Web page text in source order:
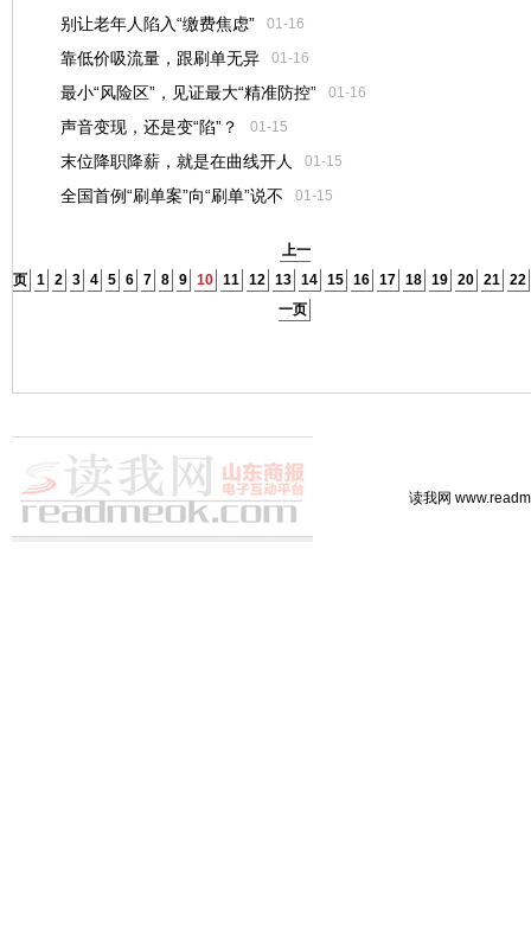
别让老年人陷入“缴费焦虑” 01-16
靠低价吸流量，跟刷单无异 01-16
最小“风险区”，见证最大“精准防控” 01-16
声音变现，还是变“陷”？ 01-15
末位降职降薪，就是在曲线开人 01-15
全国首例“刷单案”向“刷单”说不 01-15
上一
页 1 2 3 4 5 6 7 8 9 10 11 12 13 14 15 16 17 18 19 20 21 22
一页
读我网